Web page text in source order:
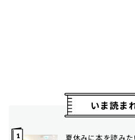
いま読ま
夏休みに本を読み